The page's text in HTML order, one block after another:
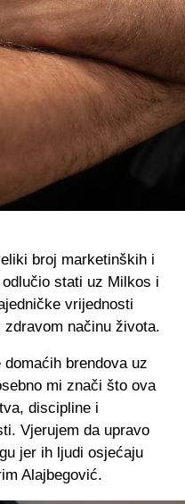
broj marketinških i
stati uz Milkos i
vrijednosti
načinu života.
brendova uz
mi znači što ova
discipline i
Vjerujem da upravo
jer ih ljudi osjećaju
Alajbegović.